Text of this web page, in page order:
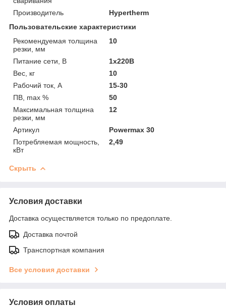
Производитель
Hypertherm
Пользовательские характеристики
Рекомендуемая толщина
резки, мм
10
Питание сети, В
1x220В
Вес, кг
10
Рабочий ток, А
15-30
ПВ, max %
50
Максимальная толщина
резки, мм
12
Артикул
Powermax 30
Потребляемая мощность,
кВт
2,49
Скрыть
Условия доставки
Доставка осуществляется только по предоплате.
Доставка почтой
Транспортная компания
Все условия доставки
Условия оплаты